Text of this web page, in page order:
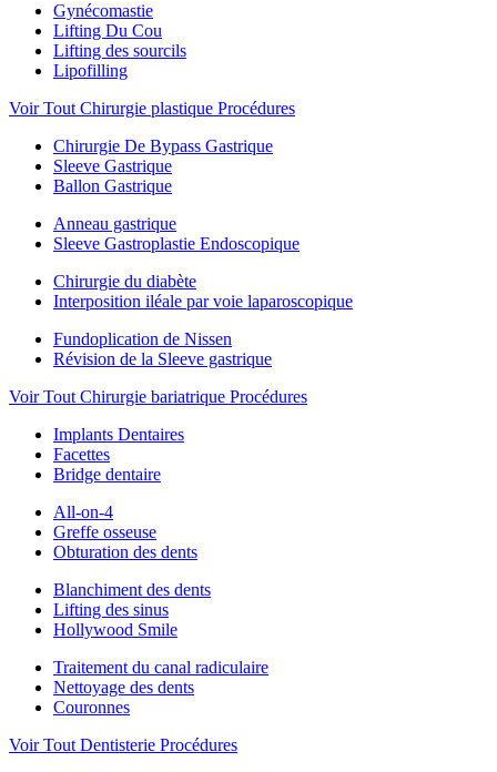
Gynécomastie
Lifting Du Cou
Lifting des sourcils
Lipofilling
Voir Tout Chirurgie plastique Procédures
Chirurgie De Bypass Gastrique
Sleeve Gastrique
Ballon Gastrique
Anneau gastrique
Sleeve Gastroplastie Endoscopique
Chirurgie du diabète
Interposition iléale par voie laparoscopique
Fundoplication de Nissen
Révision de la Sleeve gastrique
Voir Tout Chirurgie bariatrique Procédures
Implants Dentaires
Facettes
Bridge dentaire
All-on-4
Greffe osseuse
Obturation des dents
Blanchiment des dents
Lifting des sinus
Hollywood Smile
Traitement du canal radiculaire
Nettoyage des dents
Couronnes
Voir Tout Dentisterie Procédures